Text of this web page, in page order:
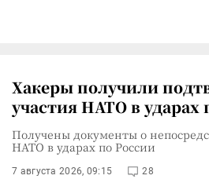
Хакеры получили
участия НАТО в ударах
Получены документы о
НАТО в ударах по России
7 августа 2026, 09:15 28